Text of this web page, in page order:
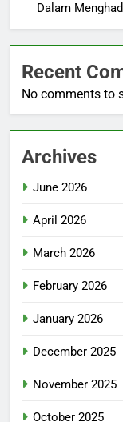
Dalam
Recent
No comments to
Archives
June 2026
April 2026
March 2026
February 2026
January 2026
December 2025
November 2025
October 2025